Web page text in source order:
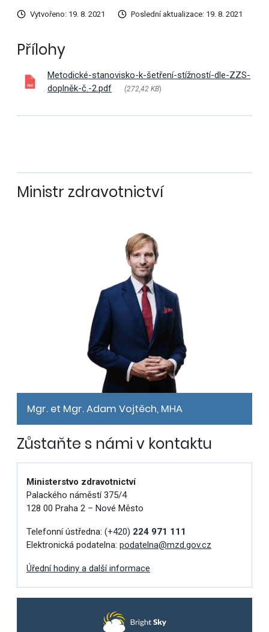
Vytvořeno: 19. 8. 2021 Poslední aktualizace: 19. 8. 2021
Přílohy
Metodické-stanovisko-k-šetření-stížností-dle-ZZS-
doplněk-č.-2.pdf
(272,42 KB)
Ministr zdravotnictví
Mgr. et Mgr. Adam Vojtěch, MHA
Zůstaňte s námi v kontaktu
Ministerstvo zdravotnictví
Palackého náměstí 375/4
128 00 Praha 2 – Nové Město
Telefonní ústředna: (+420) 224 971 111
Elektronická podatelna: podatelna@mzd.gov.cz
Úřední hodiny a další informace